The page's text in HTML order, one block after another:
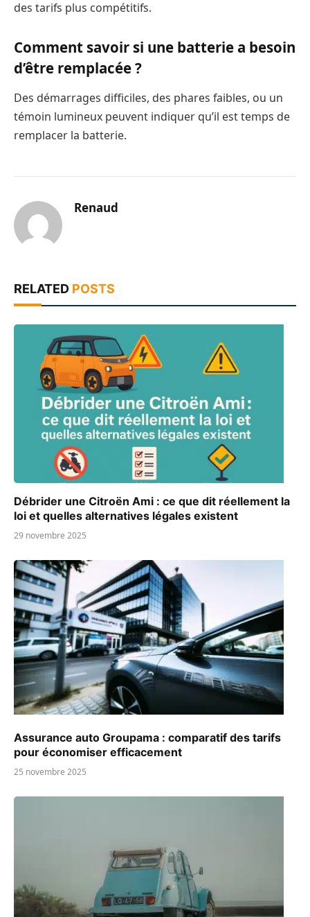
des tarifs plus compétitifs.
Comment savoir si une batterie a besoin
d’être remplacée ?
Des démarrages difficiles, des phares faibles, ou un
témoin lumineux peuvent indiquer qu’il est temps de
remplacer la batterie.
Renaud
RELATED POSTS
Débrider une Citroën Ami : ce que dit réellement la
loi et quelles alternatives légales existent
29 novembre 2025
Assurance auto Groupama : comparatif des tarifs
pour économiser efficacement
25 novembre 2025